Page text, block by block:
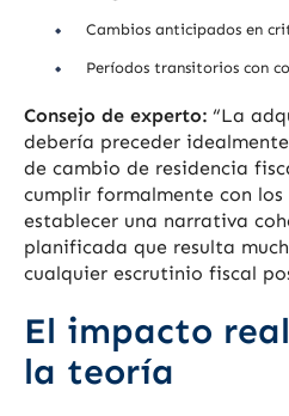
Cambios anticipados en
Períodos transitorios con
Consejo de experto: “La
debería preceder
de cambio de residencia
cumplir formalmente con los
establecer una narrativa
planificada que resulta
cualquier escrutinio fiscal
El impacto
la teoría